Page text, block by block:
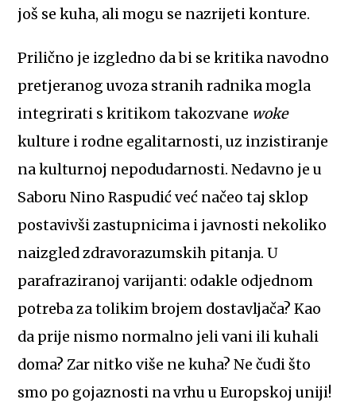
još se kuha, ali mogu se nazrijeti konture.
Prilično je izgledno da bi se kritika navodno
pretjeranog uvoza stranih radnika mogla
integrirati s kritikom takozvane woke
kulture i rodne egalitarnosti, uz inzistiranje
na kulturnoj nepodudarnosti. Nedavno je u
Saboru Nino Raspudić već načeo taj sklop
postavivši zastupnicima i javnosti nekoliko
naizgled zdravorazumskih pitanja. U
parafraziranoj varijanti: odakle odjednom
potreba za tolikim brojem dostavljača? Kao
da prije nismo normalno jeli vani ili kuhali
doma? Zar nitko više ne kuha? Ne čudi što
smo po gojaznosti na vrhu u Europskoj uniji!